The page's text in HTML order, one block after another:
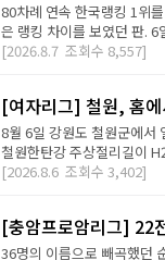
80차례 연속 한국랭킹 1위
은 랭킹 차이를 보였던 판.
[2026.8.7 조회수 8,557]
[여자리그] 철원, 홈
8월 6일 강원도 철원군에서
철원한탄강 주상절리길이
[2026.8.6 조회수 3,402]
[충암프로암리그] 22
36명의 이름으로 빼곡했던